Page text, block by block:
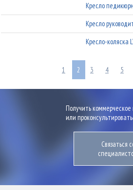
Кресло
Кресло
Кресло-коляска
1 2 3 4 5
Получить
или
Связаться